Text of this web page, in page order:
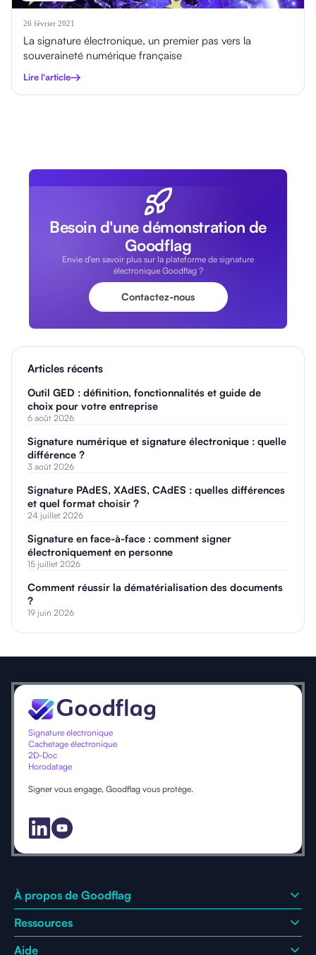
26 février 2021
La signature électronique, un premier pas vers la
souveraineté numérique française
Lire l'article
Besoin d'une démonstration de
Goodflag
Envie d'en savoir plus sur la plateforme de signature
électronique Goodflag ?
Contactez-nous
Articles récents
Outil GED : définition, fonctionnalités et guide de
choix pour votre entreprise
6 août 2026
Signature numérique et signature électronique : quelle
différence ?
3 août 2026
Signature PAdES, XAdES, CAdES : quelles différences
et quel format choisir ?
24 juillet 2026
Signature en face-à-face : comment signer
électroniquement en personne
15 juillet 2026
Comment réussir la dématérialisation des documents
?
19 juin 2026
Signature électronique
Cachetage électronique
2D-Doc
Horodatage
Signer vous engage, Goodflag vous protège.
À propos de Goodflag
Qui sommes-nous ?
Pourquoi nous choisir ?
Ressources
Aide